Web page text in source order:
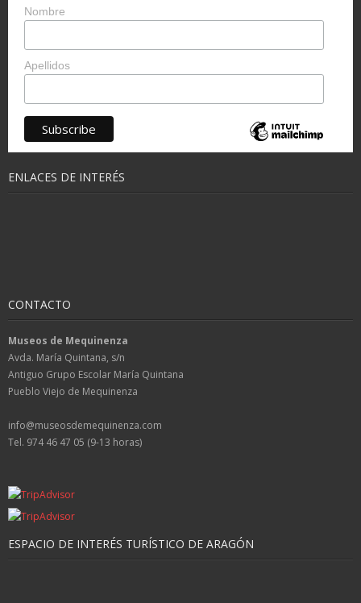
Nombre
Apellidos
ENLACES DE INTERÉS
CONTACTO
Museos de Mequinenza
Avda. María Quintana, s/n
Antiguo Grupo Escolar María Quintana
Pueblo Viejo de Mequinenza
info@museosdemequinenza.com
Tel. 974 46 47 05 (9-13 horas)
ESPACIO DE INTERÉS TURÍSTICO DE ARAGÓN